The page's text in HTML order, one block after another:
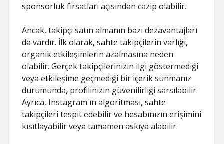
sponsorluk fırsatları açısından cazip olabilir.
Ancak, takipçi satın almanın bazı dezavantajları
da vardır. İlk olarak, sahte takipçilerin varlığı,
organik etkileşimlerin azalmasına neden
olabilir. Gerçek takipçilerinizin ilgi göstermediği
veya etkileşime geçmediği bir içerik sunmanız
durumunda, profilinizin güvenilirliği sarsılabilir.
Ayrıca, Instagram'ın algoritması, sahte
takipçileri tespit edebilir ve hesabınızın erişimini
kısıtlayabilir veya tamamen askıya alabilir.